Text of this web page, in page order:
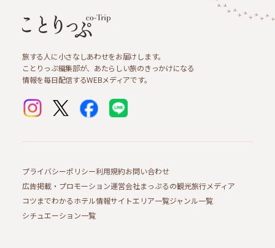
旅する人に小さなしあわせをお届けします。
ことりっぷ編集部が、あたらしい旅のきっかけになる
情報を毎日配信するWEBメディアです。
プライバシーポリシー利用規約お問い合わせ
広告掲載・プロモーション運営会社まっぷるの観光旅行メディア
コツまでわかるホテル情報サイトエリア一覧ジャンル一覧
シチュエーション一覧